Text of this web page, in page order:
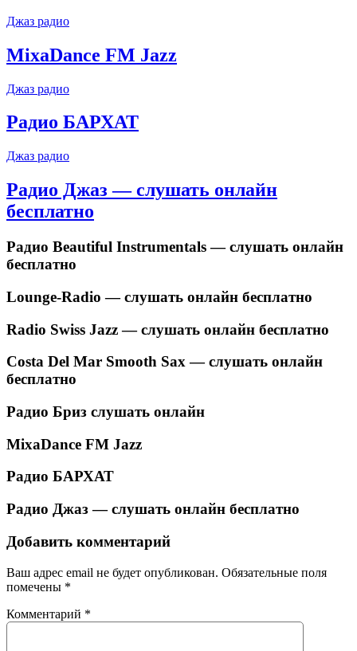
Джаз радио
MixaDance FM Jazz
Джаз радио
Радио БАРХАТ
Джаз радио
Радио Джаз — слушать онлайн
бесплатно
Радио Beautiful Instrumentals — слушать онлайн
бесплатно
Lounge-Radio — слушать онлайн бесплатно
Radio Swiss Jazz — слушать онлайн бесплатно
Costa Del Mar Smooth Sax — слушать онлайн
бесплатно
Радио Бриз слушать онлайн
MixaDance FM Jazz
Радио БАРХАТ
Радио Джаз — слушать онлайн бесплатно
Добавить комментарий
Ваш адрес email не будет опубликован. Обязательные поля
помечены *
Комментарий *